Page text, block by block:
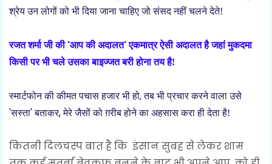
श्रेय उन लोगों को भी दिया जाना चाहिए जो संसद नहीं चलने देते!
रजत शर्मा जी की 'आप की अदालत'एकमात्र ऐसी अदालत है जहां मुकदमा
किसी पर भी चले उसका बाइज्जत बरी होना तय है!
स्मार्टफोन की कीमत पचास हजार भी हो,तब भी प्रचार करने वाला उसे
'सस्ता'बताकर,मेरे जैसों को ग़रीब होने का अहसास करा ही देता है!
कितनी दिलचस्प बात है कि इंसान सुबह से लेकर शाम